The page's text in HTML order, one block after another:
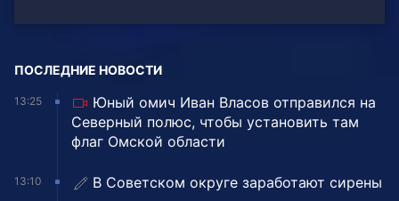
ПОСЛЕДНИЕ НОВОСТИ
13:25
Юный омич Иван Власов отправился на
Северный полюс, чтобы установить там
флаг Омской области
13:10 В Советском округе заработают сирены